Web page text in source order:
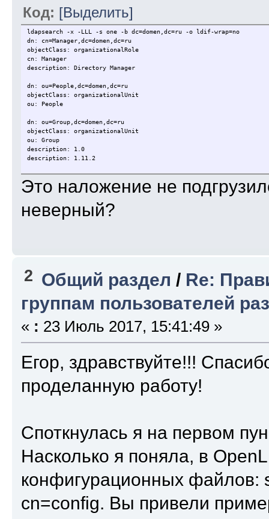
Код: [Выделить]
ldapsearch -x -LLL -s one -b dc=domen,dc=ru -o ldif-wrap=no
dn: cn=Manager,dc=domen,dc=ru
objectClass: organizationalRole
cn: Manager
description: Directory Manager
dn: ou=People,dc=domen,dc=ru
objectClass: organizationalUnit
ou: People
dn: ou=Group,dc=domen,dc=ru
objectClass: organizationalUnit
ou: Group
description: 1.0
description: 1.11.2
dn: ou=Groups,dc=domen,dc=ru
objectClass: organizationalUnit
ou: Groups
Это наложение не
неверный?
2 Общий раздел / Re:
группам пользователей
« : 23 Июль 2017, 15:41:49 »
Егор, здравствуйте!!!
проделанную работу!
Споткнулась я на первом
Насколько я поняла, в
конфигурационных файлов:
cn=config. Вы привели